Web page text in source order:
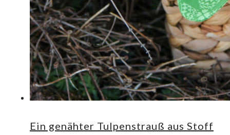
Ein genähter Tulpenstrauß aus Stoff